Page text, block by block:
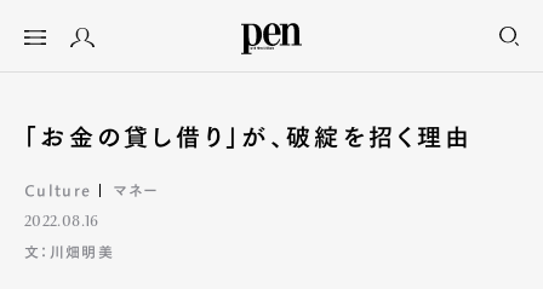
「お金の貸し借り」が、破綻を招く理由
Culture マネー
2022.08.16
文：川畑明美